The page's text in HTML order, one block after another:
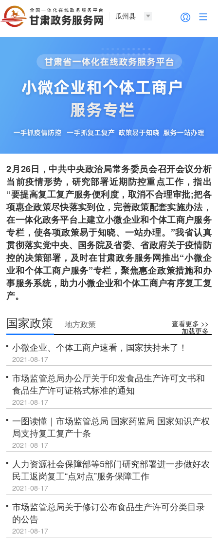
瓜州县
2月26日，中共中央政治局常务委员会召开会议分析
当前疫情形势，研究部署近期防控重点工作，指出
“要提高复工复产服务便利度，取消不合理审批;把各
项惠企政策尽快落实到位，完善政策配套实施办法，
在一体化政务平台上建立小微企业和个体工商户服务
专栏，使各项政策易于知晓、一站办理。”我省认真
贯彻落实党中央、国务院及省委、省政府关于疫情防
控的决策部署，及时在甘肃政务服务网推出“小微企
业和个体工商户服务”专栏，聚焦惠企政策措施和办
事服务系统，助力小微企业和个体工商户有序复工复
产。
国家政策 地方政策
小微企业、个体工商户速看，国家扶持来了！
2021-08-17
市场监管总局办公厅关于印发食品生产许可文书和
食品生产许可证格式标准的通知
2021-08-17
一图读懂｜市场监管总局 国家药监局 国家知识产权
局支持复工复产十条
2021-08-17
人力资源社会保障部等5部门研究部署进一步做好农
民工返岗复工“点对点”服务保障工作
2021-08-17
市场监管总局关于修订公布食品生产许可分类目录
的公告
2021-08-17
加载更多
查看更多 >>